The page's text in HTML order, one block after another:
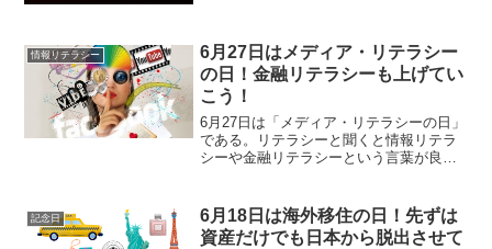
て考えなくてはならない。
情報リテラシー
6月27日はメディア・リテラシー
の日！金融リテラシーも上げてい
こう！
6月27日は「メディア・リテラシーの日」
である。リテラシーと聞くと情報リテラ
シーや金融リテラシーという言葉が良く
正しいルートで正しい商品を契約する事
に尽きる。
記念日
6月18日は海外移住の日！先ずは
資産だけでも日本から脱出させて